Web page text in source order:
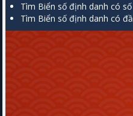
Tìm Biển số định danh có
Tìm Biển số định danh có